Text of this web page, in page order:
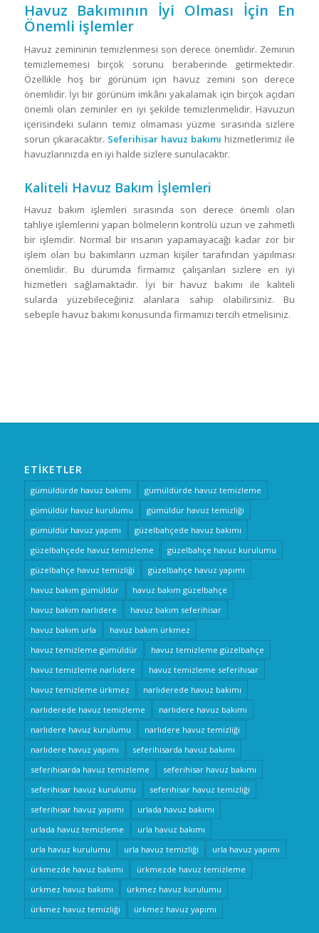
Havuz Bakımının İyi Olması İçin En
Önemli işlemler
Havuz zemininin temizlenmesi son derece önemlidir. Zeminin
temizlememesi birçok sorunu beraberinde getirmektedir.
Özellikle hoş bir görünüm için havuz zemini son derece
önemlidir. İyi bir görünüm imkânı yakalamak için birçok açıdan
önemli olan zeminler en iyi şekilde temizlenmelidir. Havuzun
içerisindeki suların temiz olmaması yüzme sırasında sizlere
sorun çıkaracaktır. Seferihisar havuz bakımı hizmetlerimiz ile
havuzlarınızda en iyi halde sizlere sunulacaktır.
Kaliteli Havuz Bakım İşlemleri
Havuz bakım işlemleri sırasında son derece önemli olan
tahliye işlemlerini yapan bölmelerin kontrolü uzun ve zahmetli
bir işlemdir. Normal bir insanın yapamayacağı kadar zor bir
işlem olan bu bakımların uzman kişiler tarafından yapılması
önemlidir. Bu durumda firmamız çalışanları sizlere en iyi
hizmetleri sağlamaktadır. İyi bir havuz bakımı ile kaliteli
sularda yüzebileceğiniz alanlara sahip olabilirsiniz. Bu
sebeple havuz bakımı konusunda firmamızı tercih etmelisiniz.
ETIKETLER
gümüldürde havuz bakımı
gümüldürde havuz temizleme
gümüldür havuz kurulumu
gümüldür havuz temizliği
gümüldür havuz yapımı
güzelbahçede havuz bakımı
güzelbahçede havuz temizleme
güzelbahçe havuz kurulumu
güzelbahçe havuz temizliği
güzelbahçe havuz yapımı
havuz bakım gümüldür
havuz bakım güzelbahçe
havuz bakım narlıdere
havuz bakım seferihisar
havuz bakım urla
havuz bakım ürkmez
havuz temizleme gümüldür
havuz temizleme güzelbahçe
havuz temizleme narlıdere
havuz temizleme seferihisar
havuz temizleme ürkmez
narlıderede havuz bakımı
narlıderede havuz temizleme
narlıdere havuz bakımı
narlıdere havuz kurulumu
narlıdere havuz temizliği
narlıdere havuz yapımı
seferihisarda havuz bakımı
seferihisarda havuz temizleme
seferihisar havuz bakımı
seferihisar havuz kurulumu
seferihisar havuz temizliği
seferihisar havuz yapımı
urlada havuz bakımı
urlada havuz temizleme
urla havuz bakımı
urla havuz kurulumu
urla havuz temizliği
urla havuz yapımı
ürkmezde havuz bakımı
ürkmezde havuz temizleme
ürkmez havuz bakımı
ürkmez havuz kurulumu
ürkmez havuz temizliği
ürkmez havuz yapımı